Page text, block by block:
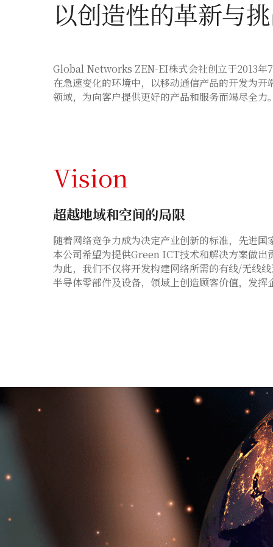
以创造性的革新与
Global Networks ZEN-EI株式会社创立于2013年
在急速变化的环境中，以移动通信产品的开发为
领域，为向客户提供更好的产品和服务而竭尽全力
Vision
超越地域和空间的局限
随着网络竞争力成为决定产业创新的标准，先进
本公司希望为提供Green ICT技术和解决方案做
为此，我们不仅将开发构建网络所需的有线/无线
半导体零部件及设备，领域上创造顾客价值，发挥